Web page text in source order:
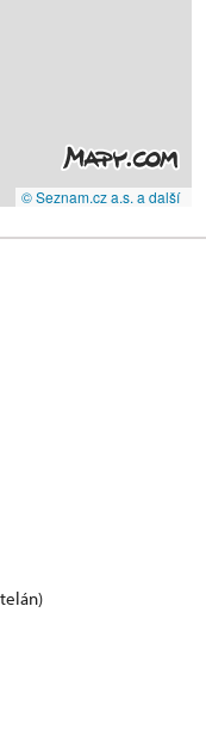
© Seznam.cz a.s. a další